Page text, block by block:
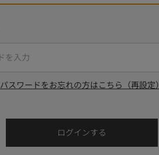
パスワードをお忘れの方はこちら（再設定）